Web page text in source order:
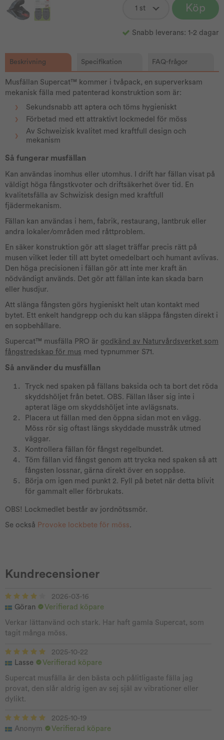
Köp
Snabb leverans: 1-2 dagar
Beskrivning Specifikation FAQ-frågor
Musfällan Supercat™ kommer i tvåpack, en superverksam
mekanisk fälla med patenterad konstruktion som är:
Sekundsnabb att aptera och töms hygieniskt
Förbetad med ett attraktivt lockmedel för möss
Av Schweizisk kvalitet med kraftfull design och
mekanism
Så fungerar musfällan
Kan användas inomhus eller utomhus. I drift har fällan visat på
väldigt höga fångstkvoter och driftsäkerhet över tid. En
kvalitetsfälla av Schwizisk design med kraftfull
fjädermekanism.
Fällan kan användas i hem, fabrik, restaurang, lantbruk eller
andra lokaler/områden med råttproblem.
En säker konstruktion gör att slaget träffar precis rätt på
musen vilket leder till att bytet omedelbart och humant avlivas.
Den höga precisionen i fällan gör att inte mer kraft än
nödvändigt används. Det gör att fällan inte kan skada barn
eller husdjur.
Att slänga fångsten görs hygieniskt helt utan kontakt med
bytet. Ett enkelt handgrepp och du kan släppa fångsten direkt i
en sopbehållare.
Supercat™ musfälla PRO är godkänd av Naturvårdsverket som
fångstredskap för mus med typnummer S71.
Så använder du musfällan
Tryck ned spaken på fällans baksida och ta bort det röda
skyddshöljet från betet. OBS. Fällan låser sig inte i
apterat läge om skyddshöljet inte avlägsnats.
Placera ut fällan med den öppna sidan mot en vägg.
Möss rör sig oftast längs skyddade musstråk utmed
väggar.
Kontrollera fällan för fångst regelbundet.
Töm fällan vid fångst genom att trycka ned spaken så att
fångsten lossnar, gärna direkt över en soppåse.
Börja om igen med punkt 2. Fyll på betet när detta blivit
för gammalt eller förbrukats.
OBS! Lockmedlet består av jordnötssmör.
Se också Provoke lockbete för möss.
Kundrecensioner
2026-03-16
Göran
Verifierad köpare
Verkar lättanvänd och stark. Har haft gamla Supercat, som
tagit många möss.
2025-10-22
Lasse
Verifierad köpare
Supercat musfälla är den bästa och pålitligaste fälla jag
provat, den slår aldrig igen av sej själ av vibrationer eller
dylikt.
2025-10-19
Anonym
Verifierad köpare